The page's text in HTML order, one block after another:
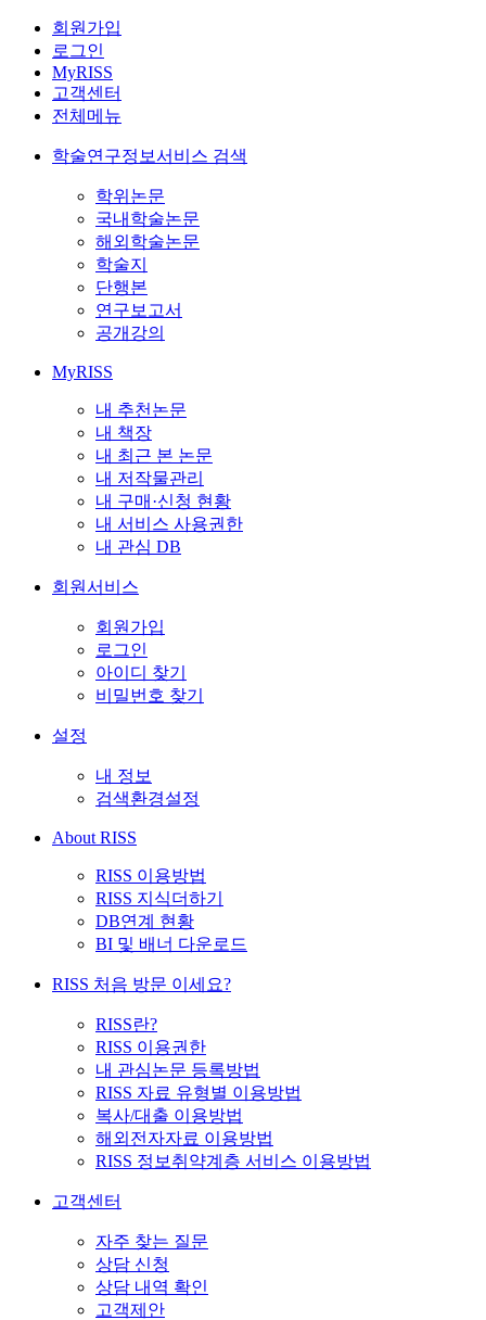
회원가입
로그인
MyRISS
고객센터
전체메뉴
학술연구정보서비스 검색
학위논문
국내학술논문
해외학술논문
학술지
단행본
연구보고서
공개강의
MyRISS
내 추천논문
내 책장
내 최근 본 논문
내 저작물관리
내 구매·신청 현황
내 서비스 사용권한
내 관심 DB
회원서비스
회원가입
로그인
아이디 찾기
비밀번호 찾기
설정
내 정보
검색환경설정
About RISS
RISS 이용방법
RISS 지식더하기
DB연계 현황
BI 및 배너 다운로드
RISS 처음 방문 이세요?
RISS란?
RISS 이용권한
내 관심논문 등록방법
RISS 자료 유형별 이용방법
복사/대출 이용방법
해외전자자료 이용방법
RISS 정보취약계층 서비스 이용방법
고객센터
자주 찾는 질문
상담 신청
상담 내역 확인
고객제안